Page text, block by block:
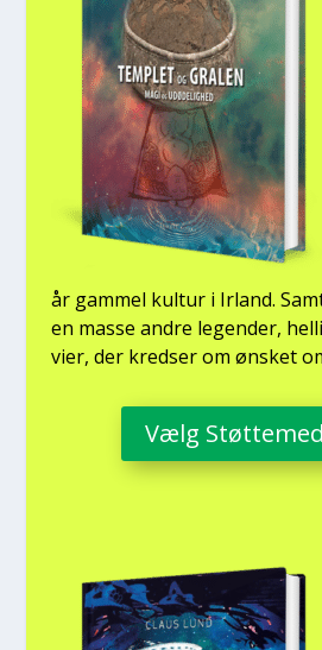
år gam­mel kul­tur i Irland.
en mas­se andre legen­der,
vi­er, der kred­ser om ønsket
Vælg